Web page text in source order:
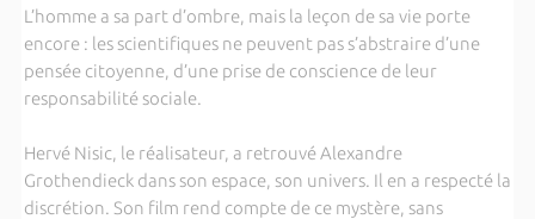
L’homme a sa part d’ombre, mais la leçon de sa vie porte
encore : les scientifiques ne peuvent pas s’abstraire d’une
pensée citoyenne, d’une prise de conscience de leur
responsabilité sociale.
Hervé Nisic, le réalisateur, a retrouvé Alexandre
Grothendieck dans son espace, son univers. Il en a respecté la
discrétion. Son film rend compte de ce mystère, sans